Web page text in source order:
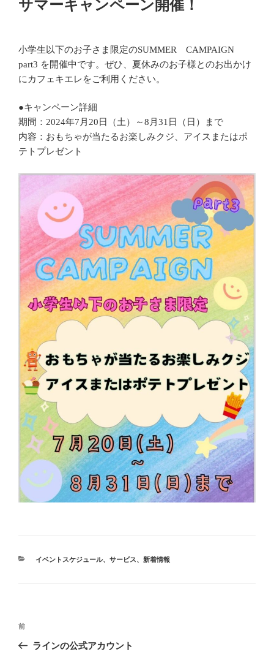
日:
サマーキャンペーン開催！
小学生以下のお子さま限定のSUMMER CAMPAIGN
part3 を開催中です。ぜひ、夏休みのお子様とのお出かけ
にカフェキエレをご利用ください。
●キャンペーン詳細
期間：2024年7月20日（土）～8月31日（日）まで
内容：おもちゃが当たるお楽しみクジ、アイスまたはポ
テトプレゼント
カ
イベントスケジュール、 サービス、 新着情報
投
前
の
前
ラインの公式アカウント